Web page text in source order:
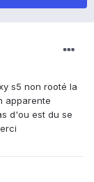
s5 non rooté la
apparente
d'ou est du se